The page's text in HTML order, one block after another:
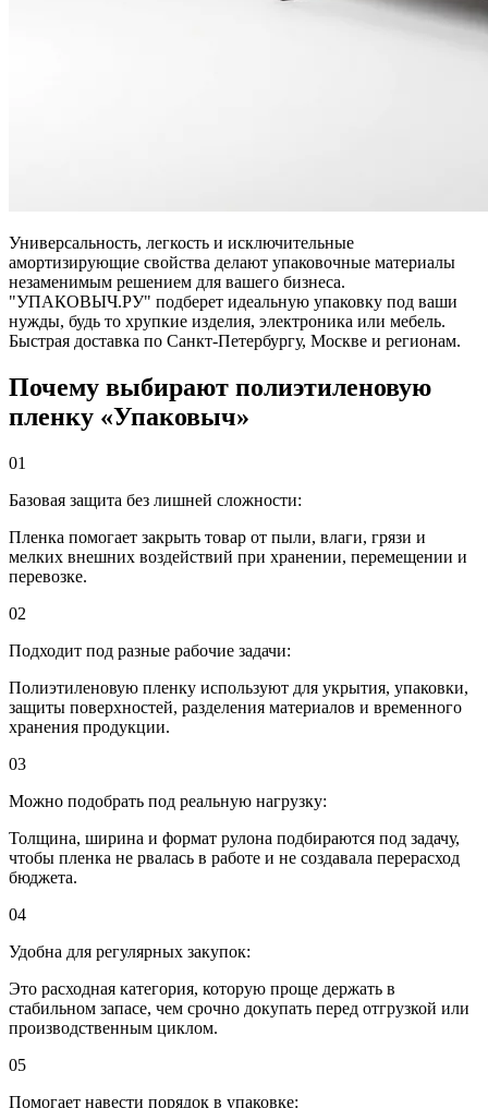
Универсальность, легкость и исключительные
амортизирующие свойства делают упаковочные материалы
незаменимым решением для вашего бизнеса.
"УПАКОВЫЧ.РУ" подберет идеальную упаковку под ваши
нужды, будь то хрупкие изделия, электроника или мебель.
Быстрая доставка по Санкт-Петербургу, Москве и регионам.
Почему выбирают полиэтиленовую
пленку «Упаковыч»
01
Базовая защита без лишней сложности:
Пленка помогает закрыть товар от пыли, влаги, грязи и
мелких внешних воздействий при хранении, перемещении и
перевозке.
02
Подходит под разные рабочие задачи:
Полиэтиленовую пленку используют для укрытия, упаковки,
защиты поверхностей, разделения материалов и временного
хранения продукции.
03
Можно подобрать под реальную нагрузку:
Толщина, ширина и формат рулона подбираются под задачу,
чтобы пленка не рвалась в работе и не создавала перерасход
бюджета.
04
Удобна для регулярных закупок:
Это расходная категория, которую проще держать в
стабильном запасе, чем срочно докупать перед отгрузкой или
производственным циклом.
05
Помогает навести порядок в упаковке: